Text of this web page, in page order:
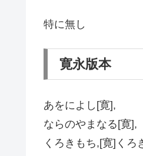
特に無し
寛永版本
あをによし[寛],
ならのやまなる[寛],
くろきもち,[寛]くろ